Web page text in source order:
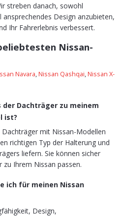
streben danach, sowohl
Design anzubieten,
Ihr Fahrerlebnis verbessert.
Nissan-
Navara,Nissan Qashqai,Nissan X-
Dachträger zu meinem
ist?
mit Nissan-Modellen
richtigen Typ der Halterung und
liefern. Sie können sicher
zu Ihrem Nissan passen.
ich für meinen Nissan
Design,